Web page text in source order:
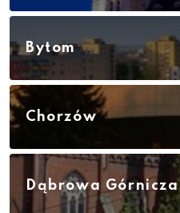
Bytom
Chorzów
Dąbrowa Górnicza